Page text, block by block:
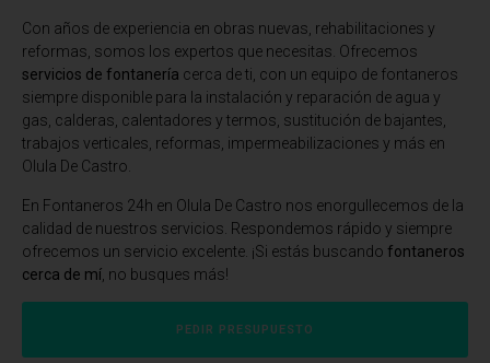
Con años de experiencia en obras nuevas, rehabilitaciones y
reformas, somos los expertos que necesitas. Ofrecemos
servicios de fontanería cerca de ti, con un equipo de fontaneros
siempre disponible para la instalación y reparación de agua y
gas, calderas, calentadores y termos, sustitución de bajantes,
trabajos verticales, reformas, impermeabilizaciones y más en
Olula De Castro.
En Fontaneros 24h en Olula De Castro nos enorgullecemos de la
calidad de nuestros servicios. Respondemos rápido y siempre
ofrecemos un servicio excelente. ¡Si estás buscando fontaneros
cerca de mí , no busques más!
PEDIR PRESUPUESTO